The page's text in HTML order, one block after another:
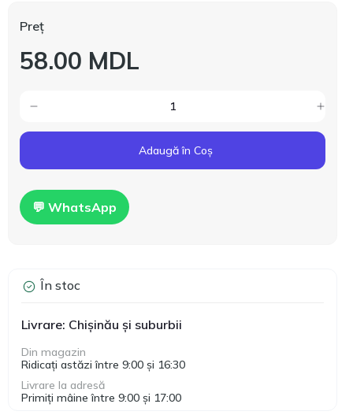
Preț
58.00 MDL
Adaugă în Coș
💬 WhatsApp
În stoc
Livrare: Chișinău și suburbii
Din magazin
Ridicați astăzi între 9:00 și 16:30
Livrare la adresă
Primiți mâine între 9:00 și 17:00